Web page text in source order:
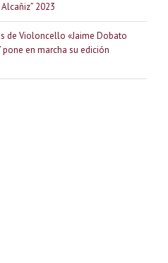
2023
de Violoncello «Jaime Dobato
en marcha su edición